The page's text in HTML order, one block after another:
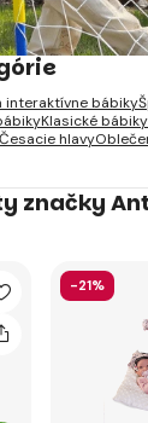
interaktívne bábiky
Klasické
Česacie hlavy
značky
-21%